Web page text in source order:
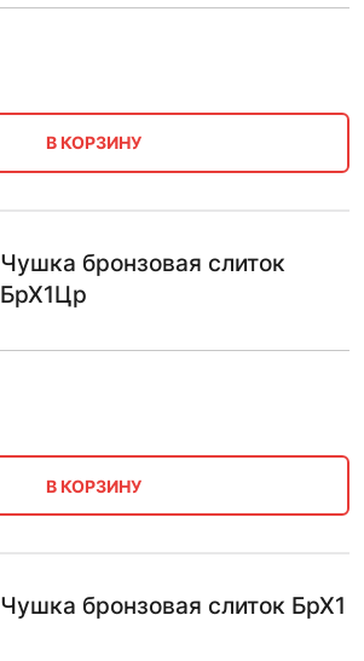
В КОРЗИНУ
Чушка бронзовая слиток
БрХ1Цр
В КОРЗИНУ
Чушка бронзовая слиток БрХ1